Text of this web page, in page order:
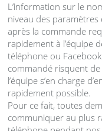
L’information sur le
niveau des
après la commande
rapidement à l’équipe
téléphone ou
commandé risquent
l’équipe s’en charge
rapidement possible.
Pour ce fait, toutes
communiquer au plus